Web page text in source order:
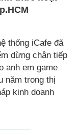
thống iCafe đã
dừng chân tiếp
anh em game
năm trong thị
kinh doanh